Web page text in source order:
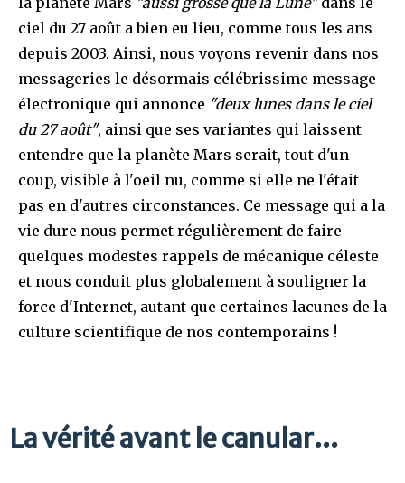
ciel du 27 août a bien eu lieu, comme tous les ans
depuis 2003. Ainsi, nous voyons revenir dans nos
messageries le désormais célébrissime message
électronique qui annonce "deux lunes dans le ciel
du 27 août", ainsi que ses variantes qui laissent
entendre que la planète Mars serait, tout d'un
coup, visible à l'oeil nu, comme si elle ne l'était
pas en d'autres circonstances. Ce message qui a la
vie dure nous permet régulièrement de faire
quelques modestes rappels de mécanique céleste
et nous conduit plus globalement à souligner la
force d'Internet, autant que certaines lacunes de la
culture scientifique de nos contemporains !
La vérité avant le canular...